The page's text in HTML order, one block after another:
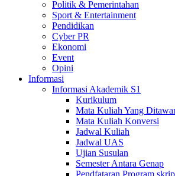
Politik & Pemerintahan
Sport & Entertainment
Pendidikan
Cyber PR
Ekonomi
Event
Opini
Informasi
Informasi Akademik S1
Kurikulum
Mata Kuliah Yang
Mata Kuliah Konversi
Jadwal Kuliah
Jadwal UAS
Ujian Susulan
Semester Antara Genap
Pendfataran Program